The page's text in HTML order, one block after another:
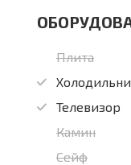
Плита
Телевизор
Камин
Сейф